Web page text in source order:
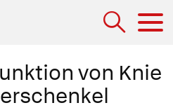
von Knie